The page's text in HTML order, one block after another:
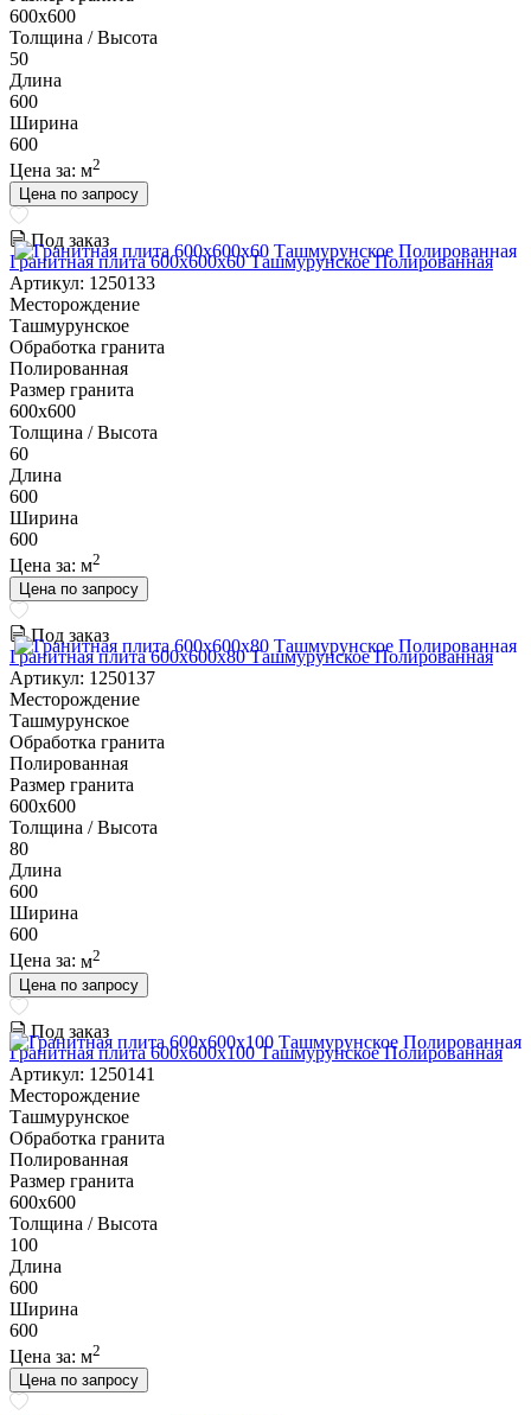
600х600
Толщина / Высота
50
Длина
600
Ширина
600
Цена за: м2
Цена по запросу
Под заказ
Гранитная плита 600х600x60 Ташмурунское Полированная
Артикул: 1250133
Месторождение
Ташмурунское
Обработка гранита
Полированная
Размер гранита
600х600
Толщина / Высота
60
Длина
600
Ширина
600
Цена за: м2
Цена по запросу
Под заказ
Гранитная плита 600х600x80 Ташмурунское Полированная
Артикул: 1250137
Месторождение
Ташмурунское
Обработка гранита
Полированная
Размер гранита
600х600
Толщина / Высота
80
Длина
600
Ширина
600
Цена за: м2
Цена по запросу
Под заказ
Гранитная плита 600х600x100 Ташмурунское Полированная
Артикул: 1250141
Месторождение
Ташмурунское
Обработка гранита
Полированная
Размер гранита
600х600
Толщина / Высота
100
Длина
600
Ширина
600
Цена за: м2
Цена по запросу